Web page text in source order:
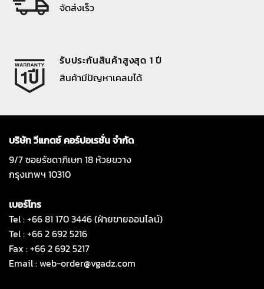
จัดส่งเร็ว
รับประกันสินค้าสูงสุด 1 ปี
สินค้ามีปัญหาเคลมได้
บริษัท วีแกดซ์ คอร์ปอเรชั่น จำกัด
9/7 ซอยรัชดาภิเษก 18 ห้วยขวาง
กรุงเทพฯ 10310
เบอร์โทร
Tel : +66 81 170 3446 (ฝ่ายขายออนไลน์)
Tel : +66 2 692 5216
Fax : +66 2 692 5217
Email :web-order@vgadz.com